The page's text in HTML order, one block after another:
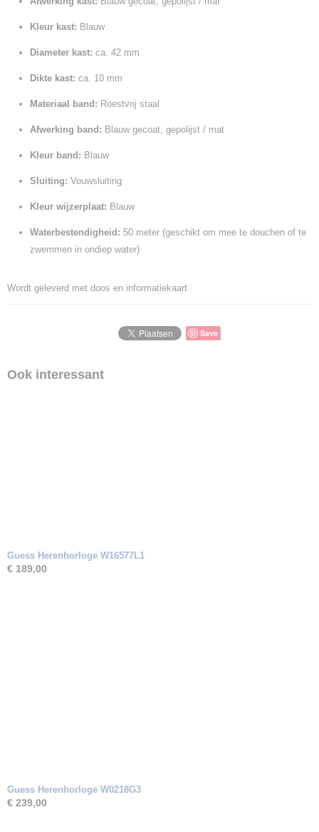
Kleur kast: Blauw
Diameter kast: ca. 42 mm
Dikte kast: ca. 10 mm
Materiaal band: Roestvrij staal
Afwerking band: Blauw gecoat, gepolijst / mat
Kleur band: Blauw
Sluiting: Vouwsluiting
Kleur wijzerplaat: Blauw
Waterbestendigheid: 50 meter (geschikt om mee te douchen of te
zwemmen in ondiep water)
Wordt geleverd met doos en informatiekaart
Save
Ook interessant
Guess Herenhorloge W16577L1
€ 189,00
Guess Herenhorloge W0218G3
€ 239,00